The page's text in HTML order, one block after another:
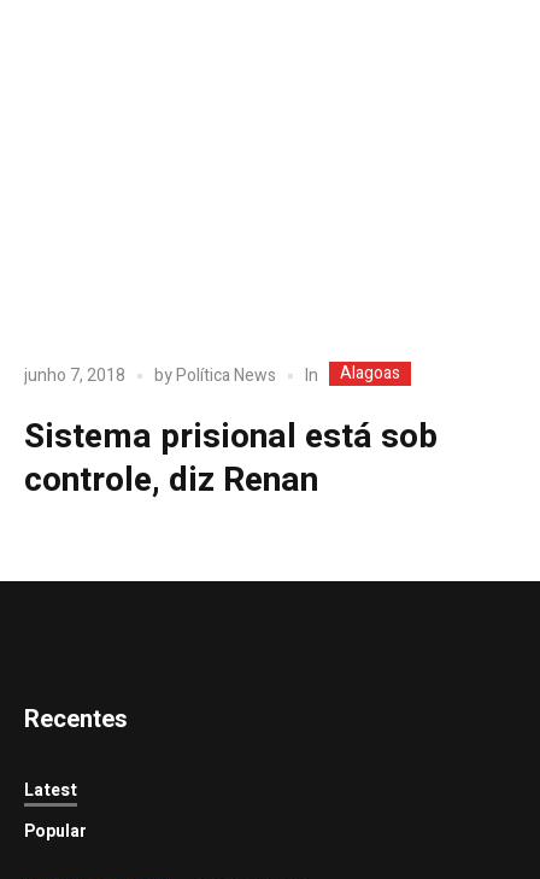
junho 7, 2018 byPolítica News In Alagoas
Sistema prisional está sob
controle, diz Renan
Recentes
Latest
Popular